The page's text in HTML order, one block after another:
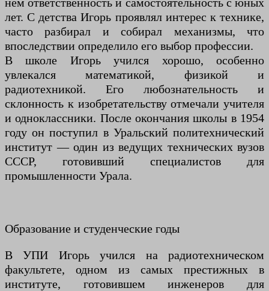
лет. С детства Игорь проявлял интерес к технике,
часто разбирал и собирал механизмы, что
впоследствии определило его выбор профессии.
В школе Игорь учился хорошо, особенно
увлекался математикой, физикой и
радиотехникой. Его любознательность и
склонность к изобретательству отмечали учителя
и одноклассники. После окончания школы в 1954
году он поступил в Уральский политехнический
институт — один из ведущих технических вузов
СССР, готовивший специалистов для
промышленности Урала.
Образование и студенческие годы
В УПИ Игорь учился на радиотехническом
факультете, одном из самых престижных в
институте, готовившем инженеров для